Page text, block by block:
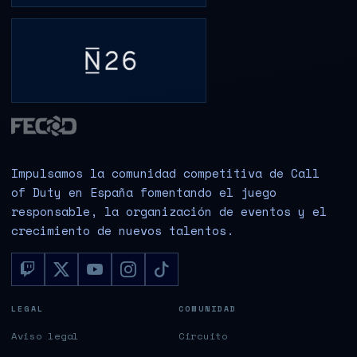
Impulsamos la comunidad competitiva de Call
of Duty en España fomentando el juego
responsable, la organización de eventos y el
crecimiento de nuevos talentos.
LEGAL
Aviso legal
COMUNIDAD
Circuito